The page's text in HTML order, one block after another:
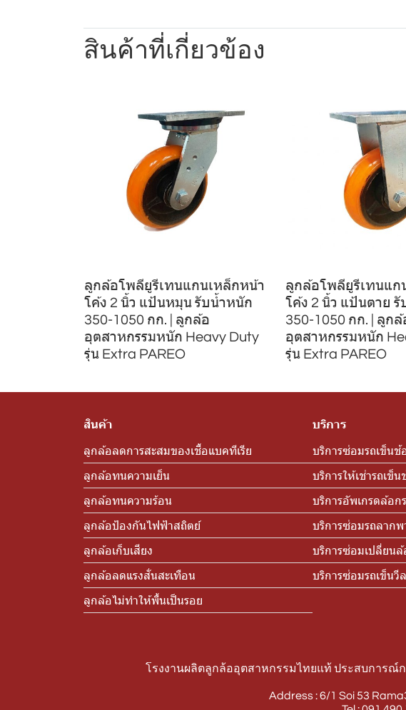
สินค้าที่เกี่ยวข้อง
ลูกล้อโพลียูรีเทนแกนเหล็กหน้า
โค้ง 2 นิ้ว แป้นหมุน รับน้ำหนัก
350-1050 กก. | ลูกล้อ
อุตสาหกรรมหนัก Heavy Duty
รุ่น Extra PAREO
ลูกล้อโพลียูรีเทนแก
โค้ง 2 นิ้ว แป้นตาย
350-1050 กก. | ลูกล้
อุตสาหกรรมหนัก
รุ่น Extra PAREO
สินค้า
ลูกล้อลดการสะสมของเชื้อแบคทีเรีย
ลูกล้อทนความเย็น
ลูกล้อทนความร้อน
ลูกล้อป้องกันไฟฟ้าสถิตย์
ลูกล้อเก็บเสียง
ลูกล้อลดแรงสั่นสะเทือน
ลูกล้อไม่ทำให้พื้นเป็นรอย
บริการ
บริการซ่อมรถเข็นช้
บริการให้เช่ารถเข็
บริการอัพเกรดล้อก
บริการซ่อมรถลากพ
บริการซ่อมเปลี่ยน
บริการซ่อมรถเข็นวี
โรงงานผลิตลูกล้ออุตสาหกรรมไทยแท้ ประสบการณ์ก
Address : 6/1 Soi 53